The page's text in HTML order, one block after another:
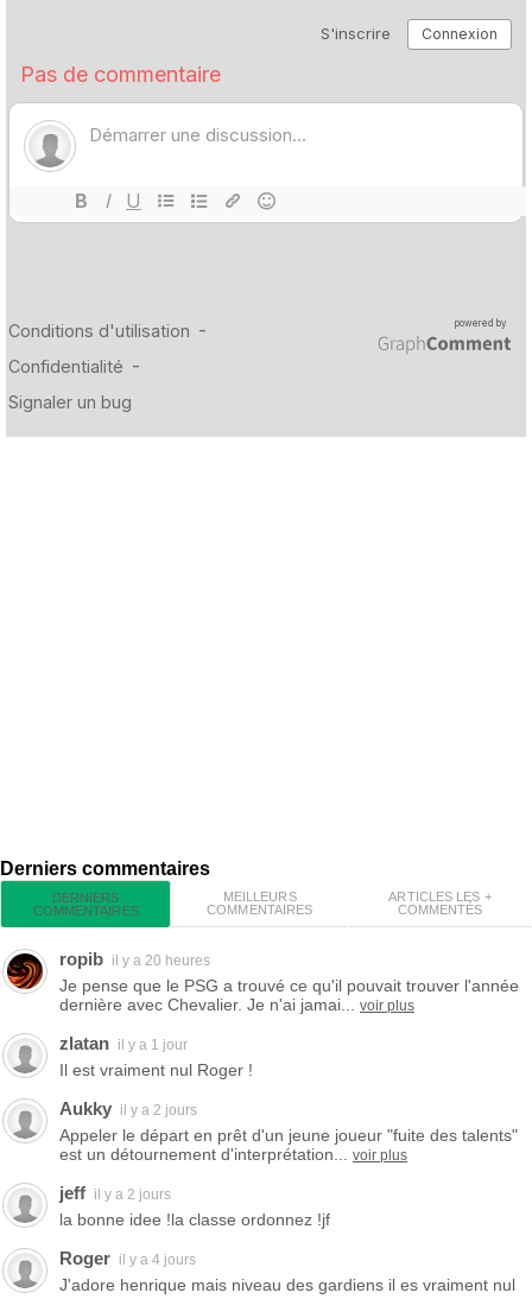
Derniers commentaires
DERNIERS
COMMENTAIRES
MEILLEURS
COMMENTAIRES
ARTICLES LES +
COMMENTÉS
ropib il y a 20 heures
Je pense que le PSG a trouvé ce qu'il pouvait trouver l'année
dernière avec Chevalier. Je n'ai jamai...
voir plus
zlatan il y a 1 jour
Il est vraiment nul Roger !
Aukky il y a 2 jours
Appeler le départ en prêt d'un jeune joueur "fuite des talents"
est un détournement d'interprétation...
voir plus
jeff il y a 2 jours
la bonne idee !la classe ordonnez !jf
Roger il y a 4 jours
J'adore henrique mais niveau des gardiens il es vraiment nul